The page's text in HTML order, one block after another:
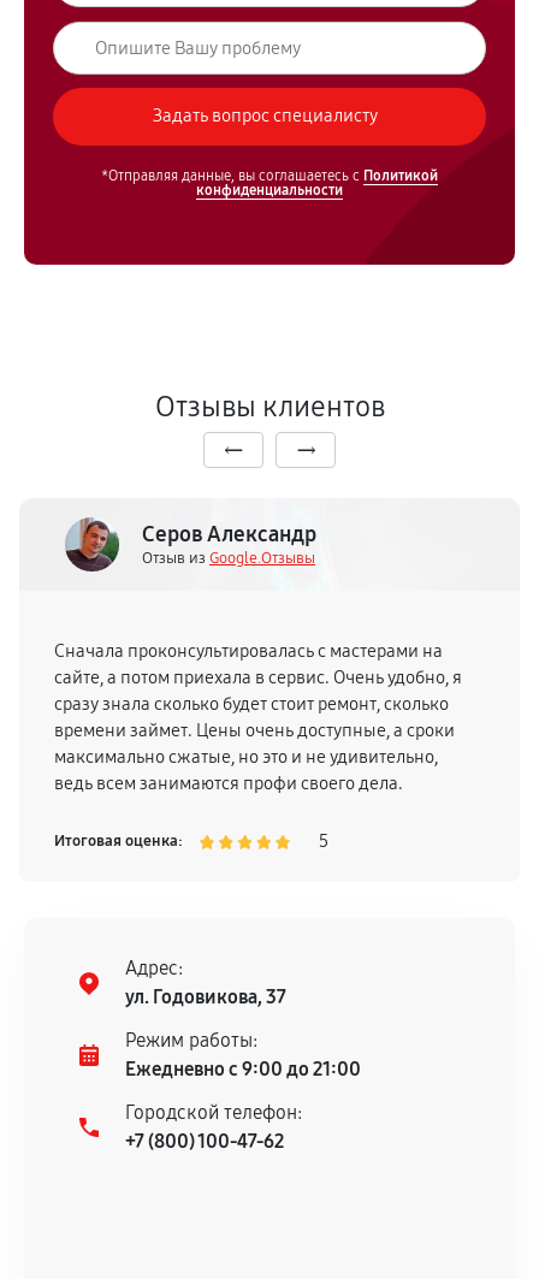
*Отправляя данные, вы соглашаетесь с Политикой
конфиденциальности
Отзывы клиентов
Серов Александр
Отзыв из Google.Отзывы
Сначала проконсультировалась с мастерами на
сайте, а потом приехала в сервис. Очень удобно, я
сразу знала сколько будет стоит ремонт, сколько
времени займет. Цены очень доступные, а сроки
максимально сжатые, но это и не удивительно,
ведь всем занимаются профи своего дела.
Итоговая оценка: 5
Адрес:
ул. Годовикова, 37
Режим работы:
Ежедневно с 9:00 до 21:00
Городской телефон:
+7 (800) 100-47-62